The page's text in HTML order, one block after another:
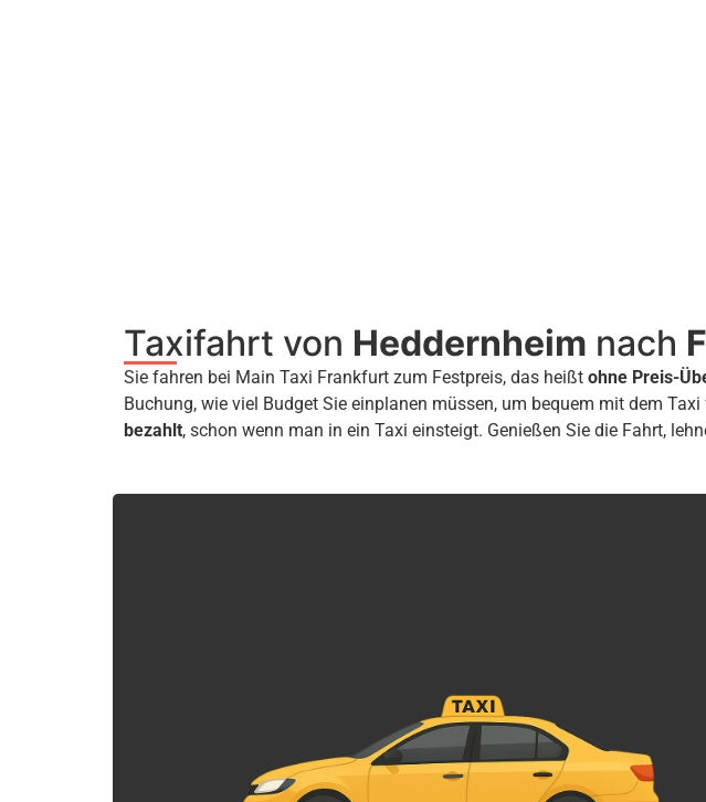
Taxifahrt von Heddernheim nach
Sie fahren bei Main Taxi Frankfurt zum Festpreis, das heißt ohne Preis-
Buchung, wie viel Budget Sie einplanen müssen, um bequem mit dem
bezahlt, schon wenn man in ein Taxi einsteigt. Genießen Sie die Fahrt,